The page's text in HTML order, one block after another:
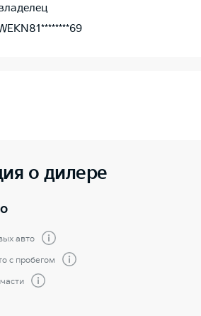
о дилере
авто
с пробегом